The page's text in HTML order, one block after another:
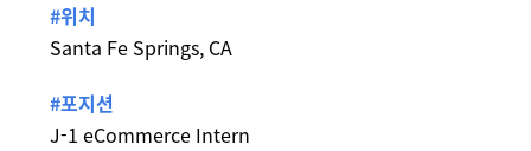
#위치
Santa Fe Springs, CA
#포지션
J-1 eCommerce Intern